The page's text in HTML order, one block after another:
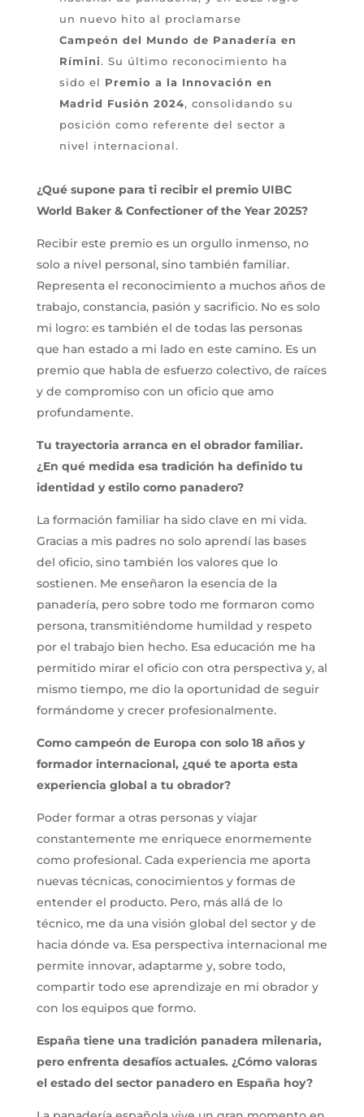
un nuevo hito al proclamarse
Campeón del Mundo de Panadería en
Rímini. Su último reconocimiento ha
sido el Premio a la Innovación en
Madrid Fusión 2024, consolidando su
posición como referente del sector a
nivel internacional.
¿Qué supone para ti recibir el premio UIBC
World Baker & Confectioner of the Year 2025?
Recibir este premio es un orgullo inmenso, no
solo a nivel personal, sino también familiar.
Representa el reconocimiento a muchos años de
trabajo, constancia, pasión y sacrificio. No es solo
mi logro: es también el de todas las personas
que han estado a mi lado en este camino. Es un
premio que habla de esfuerzo colectivo, de raíces
y de compromiso con un oficio que amo
profundamente.
Tu trayectoria arranca en el obrador familiar.
¿En qué medida esa tradición ha definido tu
identidad y estilo como panadero?
La formación familiar ha sido clave en mi vida.
Gracias a mis padres no solo aprendí las bases
del oficio, sino también los valores que lo
sostienen. Me enseñaron la esencia de la
panadería, pero sobre todo me formaron como
persona, transmitiéndome humildad y respeto
por el trabajo bien hecho. Esa educación me ha
permitido mirar el oficio con otra perspectiva y, al
mismo tiempo, me dio la oportunidad de seguir
formándome y crecer profesionalmente.
Como campeón de Europa con solo 18 años y
formador internacional, ¿qué te aporta esta
experiencia global a tu obrador?
Poder formar a otras personas y viajar
constantemente me enriquece enormemente
como profesional. Cada experiencia me aporta
nuevas técnicas, conocimientos y formas de
entender el producto. Pero, más allá de lo
técnico, me da una visión global del sector y de
hacia dónde va. Esa perspectiva internacional me
permite innovar, adaptarme y, sobre todo,
compartir todo ese aprendizaje en mi obrador y
con los equipos que formo.
España tiene una tradición panadera milenaria,
pero enfrenta desafíos actuales. ¿Cómo valoras
el estado del sector panadero en España hoy?